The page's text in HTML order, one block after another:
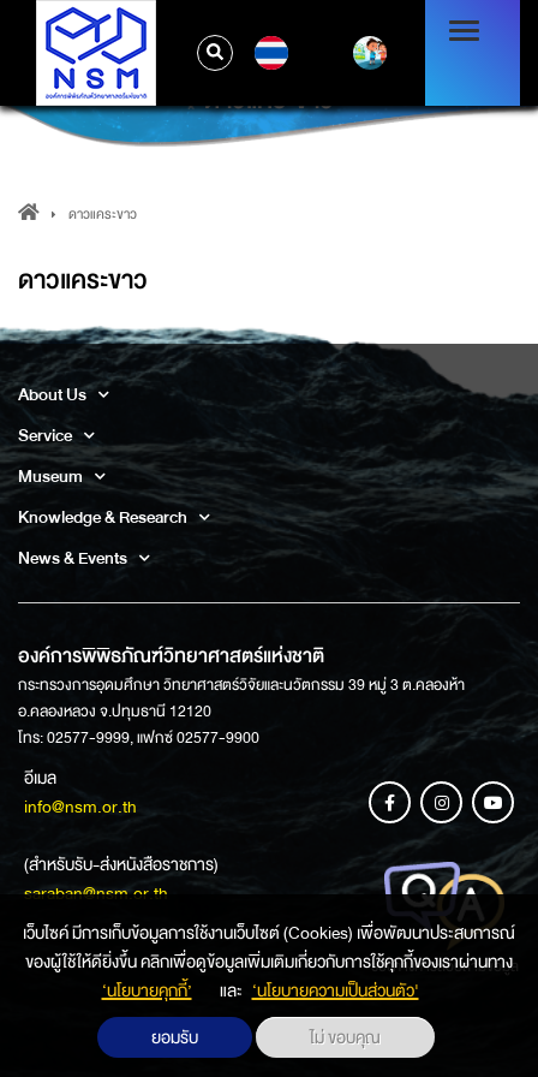
ดาวแคระขาว
ดาวแคระขาว
ดาวแคระขาว
About Us
Service
Museum
Knowledge & Research
News & Events
องค์การพิพิธภัณฑ์วิทยาศาสตร์แห่งชาติ
กระทรวงการอุดมศึกษา วิทยาศาสตร์วิจัยและนวัตกรรม 39 หมู่ 3 ต.คลองห้า
อ.คลองหลวง จ.ปทุมธานี 12120
โทร: 02577-9999, แฟกซ์ 02577-9900
อีเมล
info@nsm.or.th
(สำหรับรับ-ส่งหนังสือราชการ)
saraban@nsm.or.th
ช่องทางการสอบถามข้อมูล
เว็บไซค์ มีการเก็บข้อมูลการใช้งานเว็บไซต์ (Cookies) เพื่อพัฒนาประสบการณ์
ของผู้ใช้ให้ดียิ่งขึ้น คลิกเพื่อดูข้อมูลเพิ่มเติมเกี่ยวกับการใช้คุกกี้ของเราผ่านทาง
‘นโยบายคุกกี้’
และ ‘นโยบายความเป็นส่วนตัว'
ยอมรับ
ไม่ ขอบคุณ